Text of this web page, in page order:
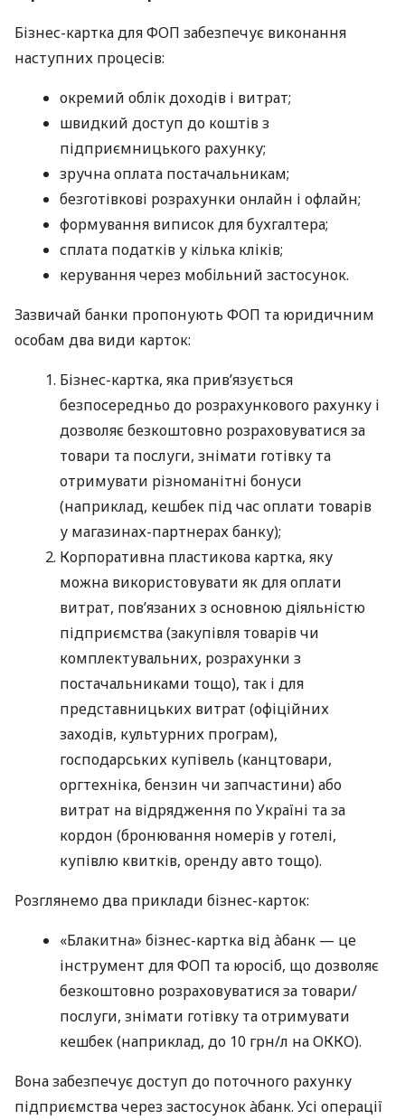
Бізнес-картка для ФОП забезпечує виконання
наступних процесів:
окремий облік доходів і витрат;
швидкий доступ до коштів з
підприємницького рахунку;
зручна оплата постачальникам;
безготівкові розрахунки онлайн і офлайн;
формування виписок для бухгалтера;
сплата податків у кілька кліків;
керування через мобільний застосунок.
Зазвичай банки пропонують ФОП та юридичним
особам два види карток:
Бізнес-картка, яка прив’язується
безпосередньо до розрахункового рахунку і
дозволяє безкоштовно розраховуватися за
товари та послуги, знімати готівку та
отримувати різноманітні бонуси
(наприклад, кешбек під час оплати товарів
у магазинах-партнерах банку);
Корпоративна пластикова картка, яку
можна використовувати як для оплати
витрат, пов’язаних з основною діяльністю
підприємства (закупівля товарів чи
комплектувальних, розрахунки з
постачальниками тощо), так і для
представницьких витрат (офіційних
заходів, культурних програм),
господарських купівель (канцтовари,
оргтехніка, бензин чи запчастини) або
витрат на відрядження по Україні та за
кордон (бронювання номерів у готелі,
купівлю квитків, оренду авто тощо).
Розглянемо два приклади бізнес-карток:
«Блакитна» бізнес-картка від àбанк — це
інструмент для ФОП та юросіб, що дозволяє
безкоштовно розраховуватися за товари/
послуги, знімати готівку та отримувати
кешбек (наприклад, до 10 грн/л на ОККО).
Вона забезпечує доступ до поточного рахунку
підприємства через застосунок àбанк. Усі операції